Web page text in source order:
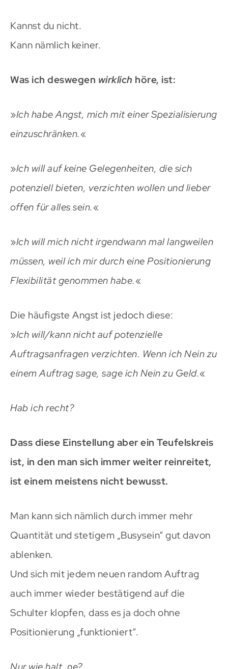
Kannst du nicht.
Kann nämlich keiner.
Was ich deswegen wirklich höre, ist:
»Ich habe Angst, mich mit einer Spezialisierung
einzuschränken.«
»Ich will auf keine Gelegenheiten, die sich
potenziell bieten, verzichten wollen und lieber
offen für alles sein.«
»Ich will mich nicht irgendwann mal langweilen
müssen, weil ich mir durch eine Positionierung
Flexibilität genommen habe.«
Die häufigste Angst ist jedoch diese:
»Ich will/kann nicht auf potenzielle
Auftragsanfragen verzichten. Wenn ich Nein zu
einem Auftrag sage, sage ich Nein zu Geld.«
Hab ich recht?
Dass diese Einstellung aber ein Teufelskreis
ist, in den man sich immer weiter reinreitet,
ist einem meistens nicht bewusst.
Man kann sich nämlich durch immer mehr
Quantität und stetigem „Busysein“ gut davon
ablenken.
Und sich mit jedem neuen random Auftrag
auch immer wieder bestätigend auf die
Schulter klopfen, dass es ja doch ohne
Positionierung „funktioniert“.